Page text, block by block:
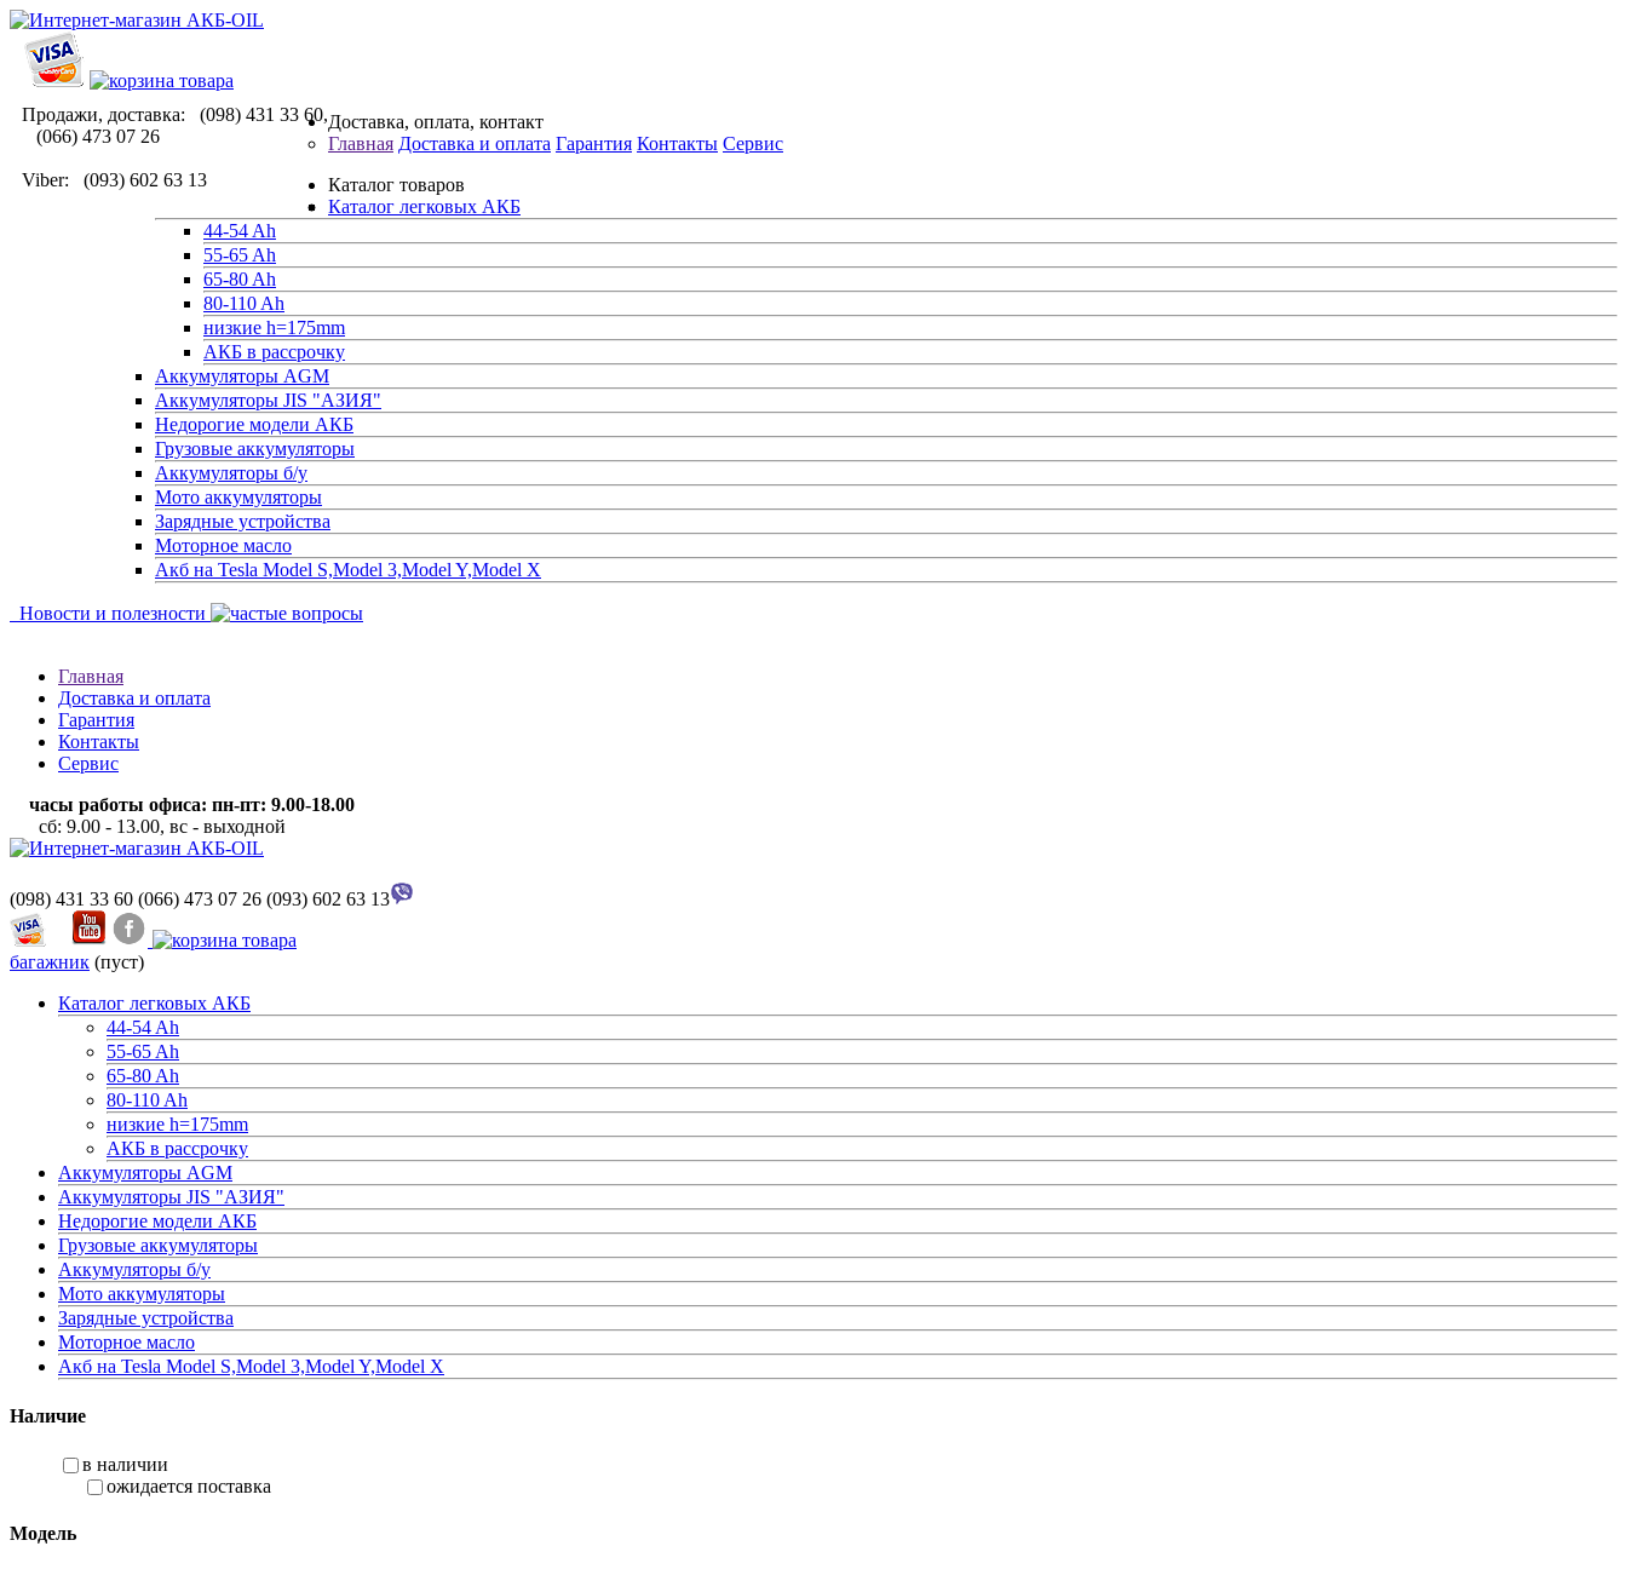
Продажи, доставка: (098) 431 33 60,
(066) 473 07 26
Viber: (093) 602 63 13
Доставка, оплата, контакт
Главная Доставка и оплата Гарантия Контакты Сервис
Каталог товаров
Каталог легковых АКБ
44-54 Ah
55-65 Ah
65-80 Ah
80-110 Ah
низкие h=175mm
АКБ в рассрочку
Аккумуляторы AGM
Аккумуляторы JIS "АЗИЯ"
Недорогие модели АКБ
Грузовые аккумуляторы
Аккумуляторы б/у
Мото аккумуляторы
Зарядные устройства
Моторное масло
Акб на Tesla Model S,Model 3,Model Y,Model X
Новости и полезности
Главная
Доставка и оплата
Гарантия
Контакты
Сервис
часы работы офиса: пн-пт: 9.00-18.00
сб: 9.00 - 13.00, вс - выходной
(098) 431 33 60 (066) 473 07 26 (093) 602 63 13
багажник (пуст)
Каталог легковых АКБ
44-54 Ah
55-65 Ah
65-80 Ah
80-110 Ah
низкие h=175mm
АКБ в рассрочку
Аккумуляторы AGM
Аккумуляторы JIS "АЗИЯ"
Недорогие модели АКБ
Грузовые аккумуляторы
Аккумуляторы б/у
Мото аккумуляторы
Зарядные устройства
Моторное масло
Акб на Tesla Model S,Model 3,Model Y,Model X
Наличие
в наличии
ожидается поставка
Модель